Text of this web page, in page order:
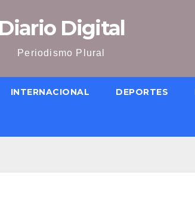
Diario Digital
Periodismo Plural
INTERNACIONAL DEPORTES